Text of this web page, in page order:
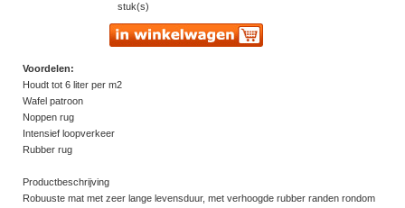
stuk(s)
Voordelen:
Houdt tot 6 liter per m2
Wafel patroon
Noppen rug
Intensief loopverkeer
Rubber rug
Productbeschrijving
Robuuste mat met zeer lange levensduur, met verhoogde rubber randen rondom